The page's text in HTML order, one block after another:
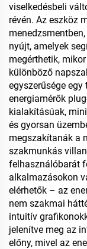
viselkedésbeli
révén. Az eszköz
nyújt, amelyek
megérthetik,
különböző
egyszerűsége
energiamérők
kialakításúak,
és gyorsan
megszakítanák a
szakmunkás
felhasználóbarát
alkalmazásokon
elérhetők – az
nem szakmai
intuitív
jelenítve meg az
előny, mivel az